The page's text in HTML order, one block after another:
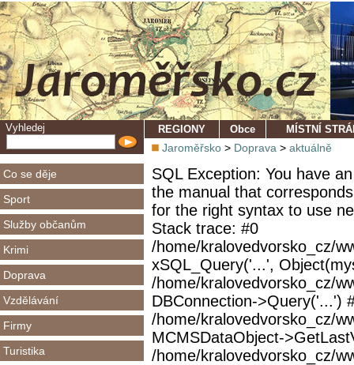
Vyhledej
Co se děje
Sport
Služby občanům
Krimi
Doprava
Vzdělávání
Firmy
Turistika
REGIONY Obce MÍSTNÍ
Jaroměřsko > Doprava > aktuálně
SQL Exception: You have
the manual that
for the right syntax to use
Stack trace: #0
/home/kralovedvorsko_cz/
xSQL_Query('...',
/home/kralovedvorsko_cz/
DBConnection->Query('...')
/home/kralovedvorsko_cz/
MCMSDataObject-
/home/kralovedvorsko_cz/